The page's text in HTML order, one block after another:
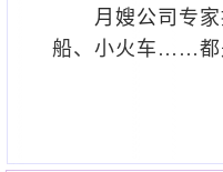
月嫂公司 专
船、小火车……都